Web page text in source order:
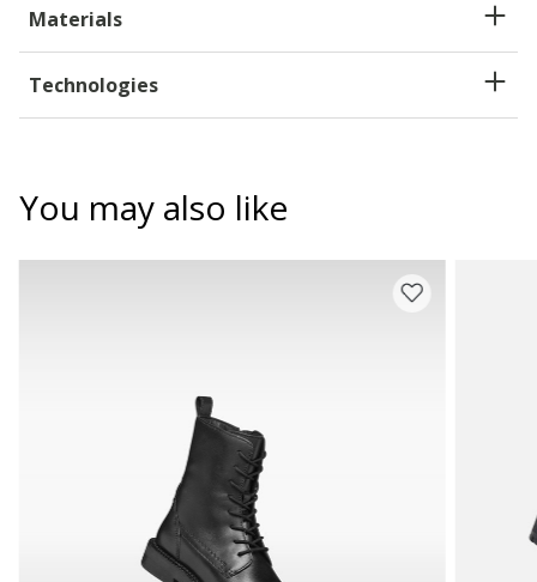
Materials
Technologies
You may also like